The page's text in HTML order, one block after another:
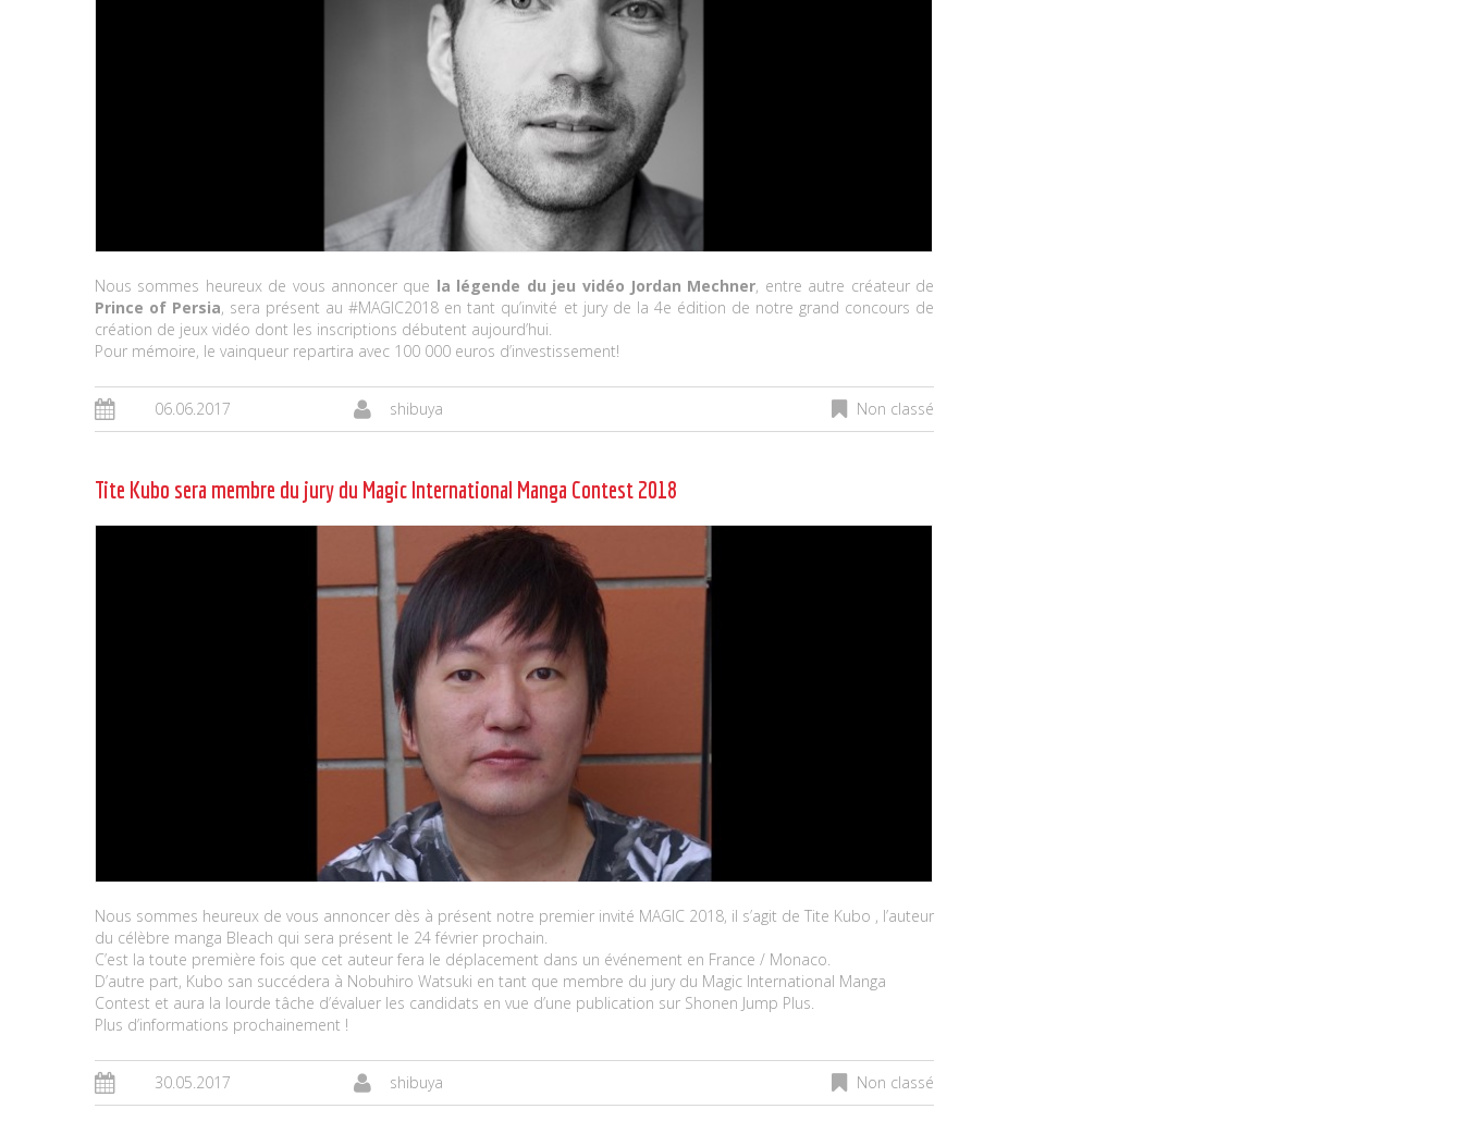
Nous sommes heureux de vous annoncer que la légende du jeu vidéo Jordan Mechner, entre autre créateur de
Prince of Persia, sera présent au #MAGIC2018 en tant qu’invité et jury de la 4e édition de notre grand concours de
création de jeux vidéo dont les inscriptions débutent aujourd’hui.
Pour mémoire, le vainqueur repartira avec 100 000 euros d’investissement!
06.06.2017 shibuya Non classé
Tite Kubo sera membre du jury du Magic International Manga Contest 2018
Nous sommes heureux de vous annoncer dès à présent notre premier invité MAGIC 2018, il s’agit de Tite Kubo , l’auteur
du célèbre manga Bleach qui sera présent le 24 février prochain.
C’est la toute première fois que cet auteur fera le déplacement dans un événement en France / Monaco.
D’autre part, Kubo san succédera à Nobuhiro Watsuki en tant que membre du jury du Magic International Manga
Contest et aura la lourde tâche d’évaluer les candidats en vue d’une publication sur Shonen Jump Plus.
Plus d’informations prochainement !
30.05.2017 shibuya Non classé